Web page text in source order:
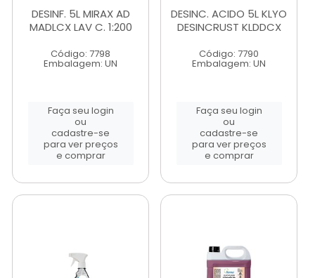
DESINF. 5L MIRAX AD
MADLCX LAV C. 1:200
Código: 7798
Embalagem: UN
Faça seu login
ou
cadastre-se
para ver preços
e comprar
DESINC. ACIDO 5L KLYO
DESINCRUST KLDDCX
Código: 7790
Embalagem: UN
Faça seu login
ou
cadastre-se
para ver preços
e comprar